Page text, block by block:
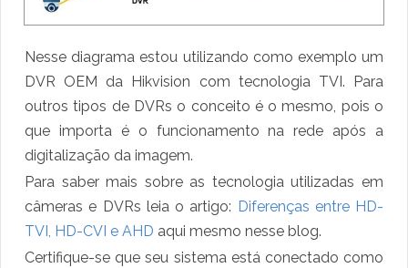
Nesse diagrama estou utilizando como exemplo um
DVR OEM da Hikvision com tecnologia TVI. Para
outros tipos de DVRs o conceito é o mesmo, pois o
que importa é o funcionamento na rede após a
digitalização da imagem.
Para saber mais sobre as tecnologia utilizadas em
câmeras e DVRs leia o artigo: Diferenças entre HD-
TVI, HD-CVI e AHD aqui mesmo nesse blog.
Certifique-se que seu sistema está conectado como